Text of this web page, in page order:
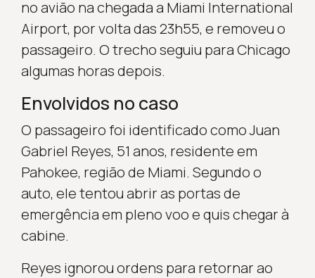
no avião na chegada a Miami International
Airport, por volta das 23h55, e removeu o
passageiro. O trecho seguiu para Chicago
algumas horas depois.
Envolvidos no caso
O passageiro foi identificado como Juan
Gabriel Reyes, 51 anos, residente em
Pahokee, região de Miami. Segundo o
auto, ele tentou abrir as portas de
emergência em pleno voo e quis chegar à
cabine.
Reyes ignorou ordens para retornar ao